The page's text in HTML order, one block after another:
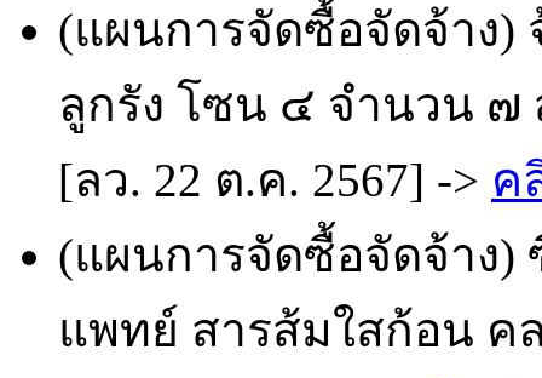
(แผนการจัดซื้อจัดจ้าง)
ลูกรัง โซน ๔ จำนวน ๗
[ลว. 22 ต.ค. 2567] -> ค
(แผนการจัดซื้อจัดจ้าง)
แพทย์ สารส้มใสก้อน ค